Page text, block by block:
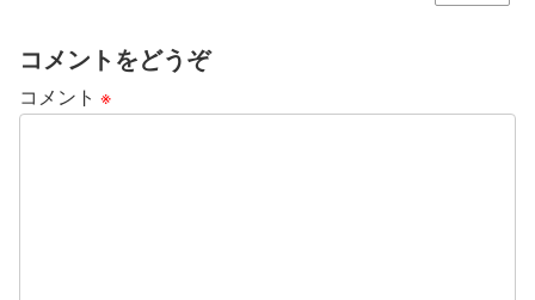
コメントをどうぞ
コメント ※